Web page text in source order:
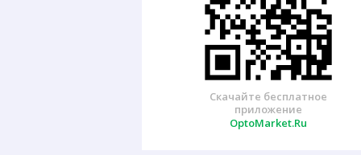
Скачайте бесплатное
приложение
OptoMarket.Ru